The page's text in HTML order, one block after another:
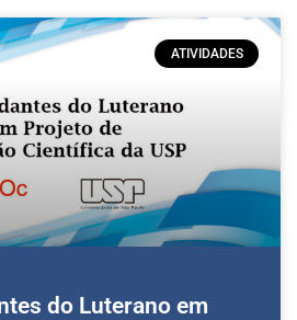
ATIVIDADES
do Luterano em